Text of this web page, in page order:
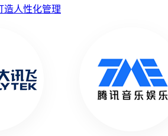
造人性化管理